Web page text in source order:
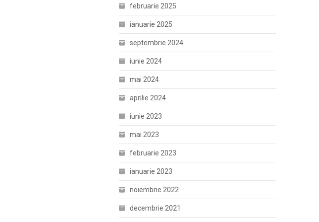
februarie 2025
ianuarie 2025
septembrie 2024
iunie 2024
mai 2024
aprilie 2024
iunie 2023
mai 2023
februarie 2023
ianuarie 2023
noiembrie 2022
decembrie 2021